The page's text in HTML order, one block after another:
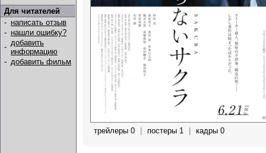
Для читателей
- написать отзыв
- нашли ошибку?
- добавить
информацию
- добавить фильм
трейлеры 0 постеры 1 кадры 0